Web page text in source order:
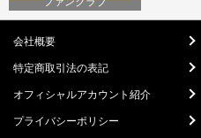
会社概要
特定商取引法の表記
オフィシャルアカウント紹介
プライバシーポリシー